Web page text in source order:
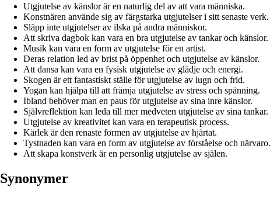
Utgjutelse av känslor är en naturlig del av att vara människa.
Konstnären använde sig av färgstarka utgjutelser i sitt senaste verk.
Släpp inte utgjutelser av ilska på andra människor.
Att skriva dagbok kan vara en bra utgjutelse av tankar och känslor.
Musik kan vara en form av utgjutelse för en artist.
Deras relation led av brist på öppenhet och utgjutelse av känslor.
Att dansa kan vara en fysisk utgjutelse av glädje och energi.
Skogen är ett fantastiskt ställe för utgjutelse av lugn och frid.
Yogan kan hjälpa till att främja utgjutelse av stress och spänning.
Ibland behöver man en paus för utgjutelse av sina inre känslor.
Självreflektion kan leda till mer medveten utgjutelse av sina tankar.
Utgjutelse av kreativitet kan vara en terapeutisk process.
Kärlek är den renaste formen av utgjutelse av hjärtat.
Tystnaden kan vara en form av utgjutelse av förståelse och närvaro.
Att skapa konstverk är en personlig utgjutelse av själen.
Synonymer